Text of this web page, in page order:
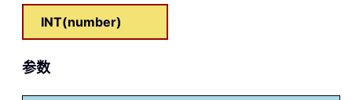
INT(number)
参数